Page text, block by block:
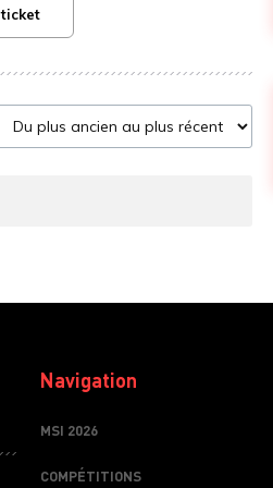
Navigation
MSI 2026
COMPÉTITIONS